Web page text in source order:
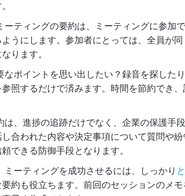
ーティングの要約は、ミーティングに参加
うにします。参加者にとっては、全員が同
ります。
なポイントを思い出したい？録音を探した
照するだけで済みます。時間を節約でき
は、進捗の追跡だけでなく、企業の保護手
合われた内容や決定事項について質問や紛
できる防御手段となります。
ミーティングを成功させるには、しっかり
約も役立ちます。前回のセッションのメモ